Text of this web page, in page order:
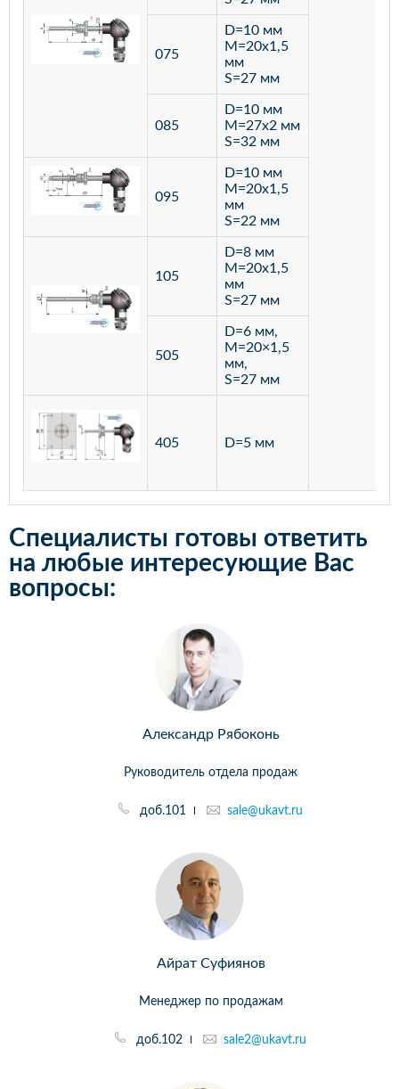
075
D=10 мм
M=20х1,5
мм
S=27 мм
085
D=10 мм
M=27х2 мм
S=32 мм
095
D=10 мм
M=20х1,5
мм
S=22 мм
105
D=8 мм
M=20х1,5
мм
S=27 мм
505
D=6 мм,
M=20×1,5
мм,
S=27 мм
405 D=5 мм
Специалисты готовы ответить
на любые интересующие Вас
вопросы:
Александр Рябоконь
Руководитель отдела продаж
доб.101 sale@ukavt.ru
Айрат Суфиянов
Менеджер по продажам
доб.102 sale2@ukavt.ru